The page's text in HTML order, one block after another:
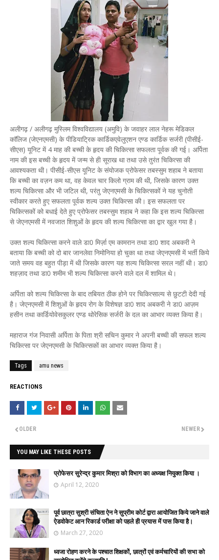
अलीगढ़ / अलीगढ़ मुस्लिम विश्वविद्यालय (अमुवि) के जवाहर लाल नेहरू मेडिकल
काॅलिज (जेएनएमसी) के पीडियाट्रिक कार्डिकएवेलुएशन एण्ड कार्डिक सर्जरी (पीसीई-
सीएस) यूनिट में 4 माह की बच्ची के हृदय की चिकित्सा सफलता पूर्वक की गई। अर्पिता
नाम की इस बच्ची के हृदय में जन्म से ही सूराख था तथा उसे तुरंत चिकित्सा की
आवश्यकता थी। पीसीई-सीएस यूनिट के संयोजक प्रोफेसर तबस्सुम शहाब ने बताया
कि बच्ची का वज़न कम था, वह केवल चार किलो ग्राम की थी, जिसके कारण उक्त
शल्य चिकित्सा और भी जटिल थी, परंतु जेएनएमसी के चिकित्सकों ने यह चुनोती
स्वीकार करते हुए सफलता पूर्वक शल्य उक्त चिकित्सा की। इस सफलता पर
चिकित्सकों को बधाई देते हुए प्रोफेसर तबस्सुम शहाब ने कहा कि इस शल्य चिकित्सा
से जेएनएमसी में नवजात शिशुओं के हृदय की शल्य चिकित्सा का द्वार खुल गया है।
उक्त शल्य चिकित्सा करने वाले डा0 मिर्ज़ा एम कामरान तथा डा0 शाद अबकरी ने
बताया कि बच्ची को दो बार जानलेवा निमोनिया हो चुका था तथा जेएनएमसी में भर्ती किये
जाते समय वह बहुत पीड़ा में थी जिसके कारण यह शल्य चिकित्सा सरल नहीं थी। डा0
शहज़ाद तथा डा0 शमीम भी शल्य चिकित्सा करने वाले दल में शामिल थे।
अर्पिता को शल्य चिकित्सा के बाद तबियत ठीक होने पर चिकित्साल्य से छुटटी देदी गई
है। जेएनएमसी में शिशुओं के हृदय रोग के विशेषज्ञ डा0 शाद अबकरी ने डा0 आज़म
हसीन तथा कार्डियोवेसकुलर एण्ड थोरेसिक सर्जरी के दल का आभार व्यक्त किया है।
महाराज गंज निवासी अर्पिता के पिता श्री सचिन कुमार ने अपनी बच्ची की सफल शल्य
चिकित्सा पर जेएनएमसी के चिकित्सकों का आभार व्यक्त किया है।
Tags amu news
REACTIONS
NEWER
OLDER
YOU MAY LIKE THESE POSTS
प्रोफेसर सुरेन्द्र कुमार मिश्रा को विभाग का अध्यक्ष नियुक्त किया ।
April 12, 2020
पूर्व छात्रा सुश्री संचिता ऐन ने सुप्रीम कोर्ट द्वारा आयोजित किये जाने वाले
ऐडवोकेट आन रिकार्ड परीक्षा को पहले ही प्रयास में पास किया है।
March 27, 2020
ध्वजा रोहण करने के पश्चात शिक्षकों, छात्रों एवं कर्मचारियों की सभा को